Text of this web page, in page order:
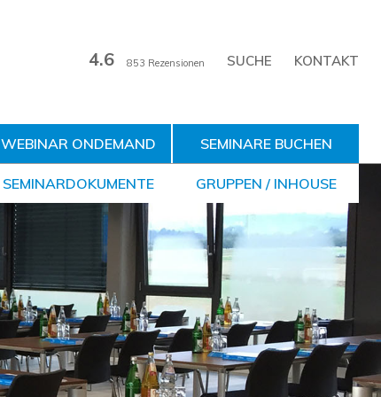
KONTAKT
4.6 853 Rezensionen
WEBINAR ONDEMAND
SEMINARDOKUMENTE
SEMINARE BUCHEN
GRUPPEN / INHOUSE